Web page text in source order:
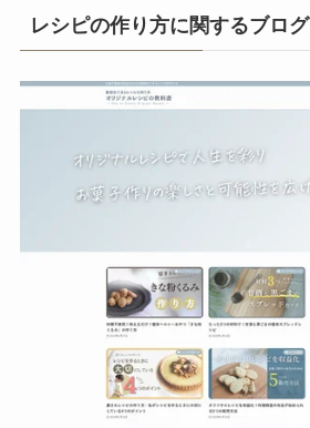
レシピの作り方に関するブログ